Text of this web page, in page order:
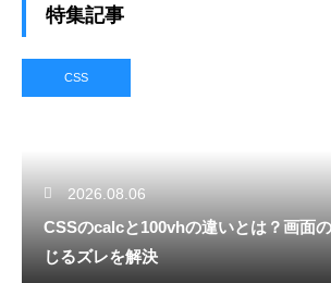
特集記事
CSS
2026.08.06
CSSのcalcと100vhの違いとは？画面
じるズレを解決